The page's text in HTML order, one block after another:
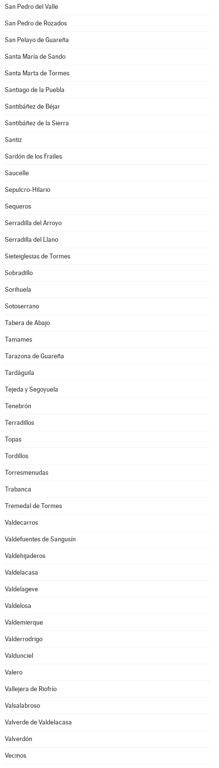
San Pedro del Valle
San Pedro de Rozados
San Pelayo de Guareña
Santa María de Sando
Santa Marta de Tormes
Santiago de la Puebla
Santibáñez de Béjar
Santibáñez de la Sierra
Santiz
Sardón de los Frailes
Saucelle
Sepulcro-Hilario
Sequeros
Serradilla del Arroyo
Serradilla del Llano
Sieteiglesias de Tormes
Sobradillo
Sorihuela
Sotoserrano
Tabera de Abajo
Tamames
Tarazona de Guareña
Tardáguila
Tejeda y Segoyuela
Tenebrón
Terradillos
Topas
Tordillos
Torresmenudas
Trabanca
Tremedal de Tormes
Valdecarros
Valdefuentes de Sangusín
Valdehijaderos
Valdelacasa
Valdelageve
Valdelosa
Valdemierque
Valderrodrigo
Valdunciel
Valero
Vallejera de Riofrío
Valsalabroso
Valverde de Valdelacasa
Valverdón
Vecinos